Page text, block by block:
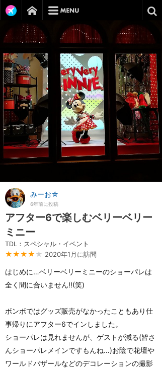
みーお☆
6年前に投稿
アフター6で楽しむベリーベリー
ミニー
TDL：スペシャル・イベント
★★★★ ★ 2020年1月に訪問
はじめに…ベリーベリーミニーのショーパレは
全く間に合いません!!(笑)
ボンボではグッズ販売がなかったこともあり仕
事帰りにアフター6でインしました。
ショーパレは見れませんが、ゲストが減る(皆さ
んショーパレメインですもんね…)お陰で花壇や
ワールドバザールなどのデコレーションの撮影